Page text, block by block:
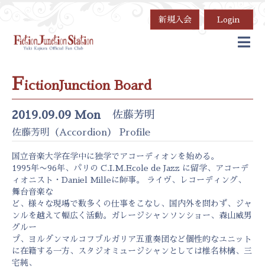
新規入会 Login
FictionJunction Board
2019.09.09 Mon 佐藤芳明
佐藤芳明（Accordion） Profile
国立音楽大学在学中に独学でアコーディオンを始める。
1995年〜96年、パリの C.I.M.Ecole de Jazz に留学、アコーデ
ィオニスト・Daniel Milleに師事。 ライヴ、レコーディング、
舞台音楽な
ど、様々な現場で数多くの仕事をこなし、国内外を問わず、ジャ
ンルを越えて幅広く活動。ガレージシャンソンショー、森山威男
グルー
プ、ヨルダンマルコフブルガリア五重奏団など個性的なユニット
に在籍する一方、スタジオミュージシャンとしては椎名林檎、三
宅純、